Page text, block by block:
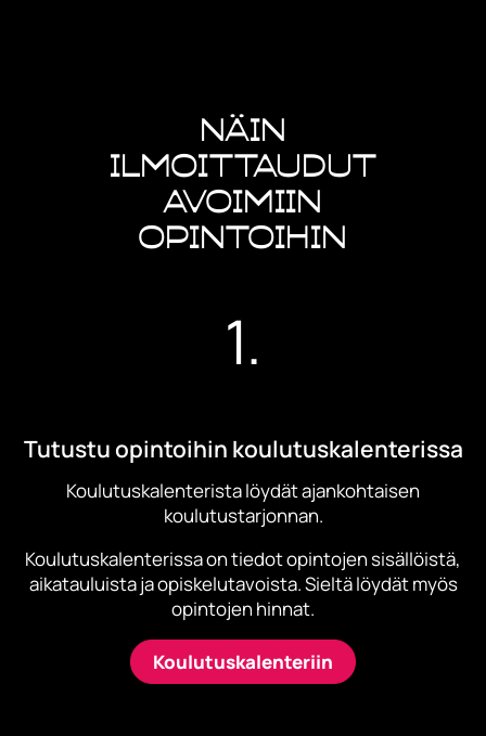
Näin
ilmoittaudut
avoimiin
opintoihin
1.
Tutustu opintoihin koulutuskalenterissa
Koulutuskalenterista löydät ajankohtaisen
koulutustarjonnan.
Koulutuskalenterissa on tiedot opintojen sisällöistä,
aikatauluista ja opiskelutavoista. Sieltä löydät myös
opintojen hinnat.
Koulutuskalenteriin